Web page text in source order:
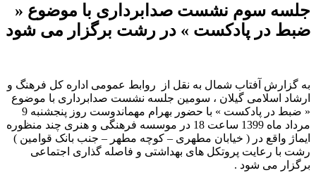
جلسه سوم نشست صدابرداری با موضوع «
ضبط در پادکست » در رشت برگزار می شود
به گزارش آفتاب شمال به نقل از روابط عمومی اداره کل فرهنگ و
ارشاد اسلامی گیلان ، سومین جلسه نشست صدابرداری با موضوع
« ضبط در پادکست » با حضور بهرام مهماندوست روز پنجشنبه 9
مرداد ماه 1399 ساعت 18 در موسسه فرهنگی و هنری چند منظوره
ایماژ واقع در ( خیابان مطهری – کوچه مطهر – جنب بانک قوامین )
رشت با رعایت پروتکل های بهداشتی و فاصله گذاری اجتماعی
برگزار می شود .